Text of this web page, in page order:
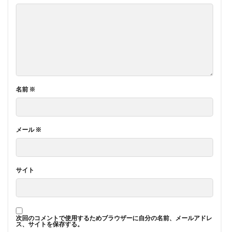
名前 ※
メール※
サイト
次回のコメントで使用するためブラウザーに自分の名前、メールアドレ
ス、サイトを保存する。